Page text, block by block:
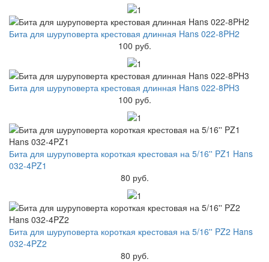
Бита для шуруповерта крестовая длинная Hans 022-8PH2
100 руб.
Бита для шуруповерта крестовая длинная Hans 022-8PH3
100 руб.
Бита для шуруповерта короткая крестовая на 5/16'' PZ1 Hans
032-4PZ1
80 руб.
Бита для шуруповерта короткая крестовая на 5/16'' PZ2 Hans
032-4PZ2
80 руб.